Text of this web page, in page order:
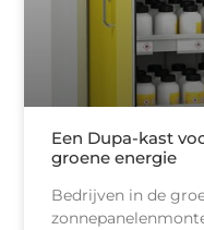
Een Dupa-kast
groene energie
Bedrijven in de